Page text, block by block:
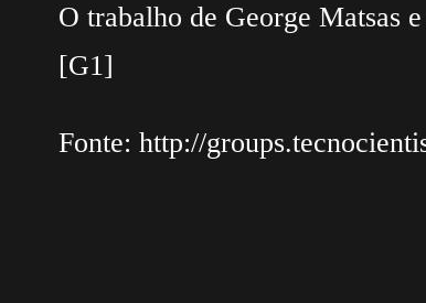
O trabalho de George Matsas
[G1]
Fonte: http://